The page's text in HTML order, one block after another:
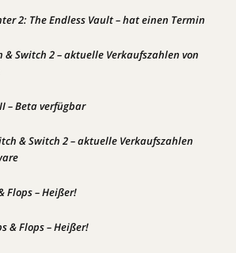
2: The Endless Vault – hat einen Termin
& Switch 2 – aktuelle Verkaufszahlen von
– Beta verfügbar
& Switch 2 – aktuelle Verkaufszahlen
Flops – Heißer!
& Flops – Heißer!